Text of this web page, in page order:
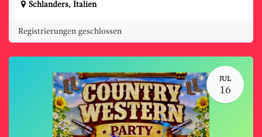
Schlanders, Italien
Registrierungen geschlossen
JUL
16